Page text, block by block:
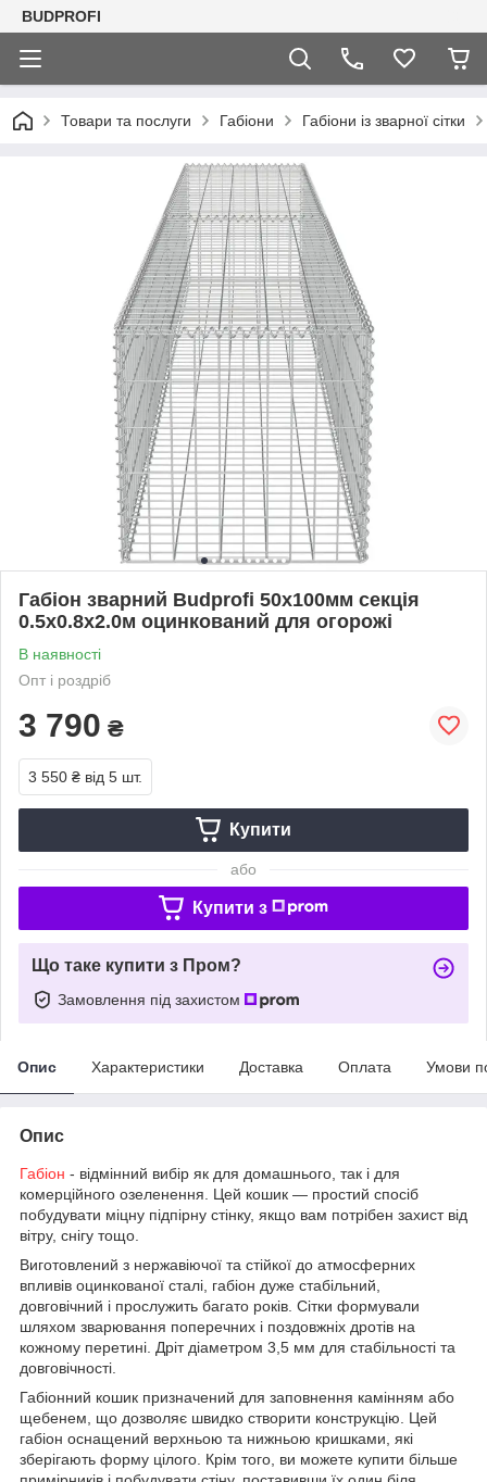
BUDPROFI
Товари та послуги Габіони Габіони із зварної сітки
Габіон зварний Budprofi 50х100мм секція
0.5х0.8х2.0м оцинкований для огорожі
В наявності
Опт і роздріб
3 790 ₴
3 550 ₴ від 5 шт.
Купити
або
Купити з
Що таке купити з Пром?
Замовлення під захистом
Опис Характеристики Доставка Оплата Умови
Опис
Габіон - відмінний вибір як для домашнього, так і для
комерційного озеленення. Цей кошик — простий спосіб
побудувати міцну підпірну стінку, якщо вам потрібен захист від
вітру, снігу тощо.
Виготовлений з нержавіючої та стійкої до атмосферних
впливів оцинкованої сталі, габіон дуже стабільний,
довговічний і прослужить багато років. Сітки формували
шляхом зварювання поперечних і поздовжніх дротів на
кожному перетині. Дріт діаметром 3,5 мм для стабільності та
довговічності.
Габіонний кошик призначений для заповнення камінням або
щебенем, що дозволяє швидко створити конструкцію. Цей
габіон оснащений верхньою та нижньою кришками, які
зберігають форму цілого. Крім того, ви можете купити більше